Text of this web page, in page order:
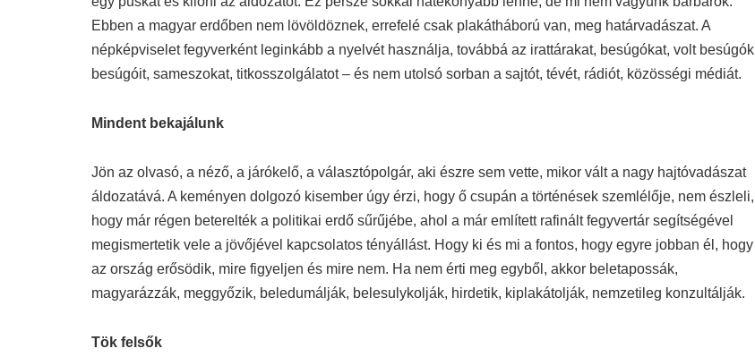
Ebben a magyar erdőben nem lövöldöznek, errefelé csak plakátháború van, meg határvadászat. A
népképviselet fegyverként leginkább a nyelvét használja, továbbá az irattárakat, besúgókat, volt besúgók
besúgóit, sameszokat, titkosszolgálatot – és nem utolsó sorban a sajtót, tévét, rádiót, közösségi médiát.
Mindent bekajálunk
Jön az olvasó, a néző, a járókelő, a választópolgár, aki észre sem vette, mikor vált a nagy hajtóvadászat
áldozatává. A keményen dolgozó kisember úgy érzi, hogy ő csupán a történések szemlélője, nem észleli,
hogy már régen beterelték a politikai erdő sűrűjébe, ahol a már említett rafinált fegyvertár segítségével
megismertetik vele a jövőjével kapcsolatos tényállást. Hogy ki és mi a fontos, hogy egyre jobban él, hogy
az ország erősödik, mire figyeljen és mire nem. Ha nem érti meg egyből, akkor beletapossák,
magyarázzák, meggyőzik, beledumálják, belesulykolják, hirdetik, kiplakátolják, nemzetileg konzultálják.
Tök fe lsők